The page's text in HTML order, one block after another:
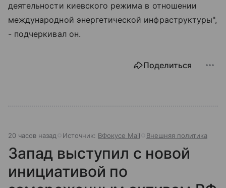
деятельности киевского режима в отношении
международной энергетической инфраструктуры",
- подчеркивал он.
Поделиться
20 часов назад Источник: ВФокусе Mail Внешняя политика
Запад выступил с новой
инициативой по